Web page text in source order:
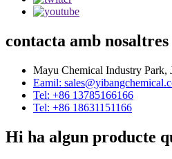
contacta amb nosaltres
Mayu Chemical Industry Park,
Eamil:
Tel: +86 13785166166
Tel: +86 18631151166
Hi ha algun producte